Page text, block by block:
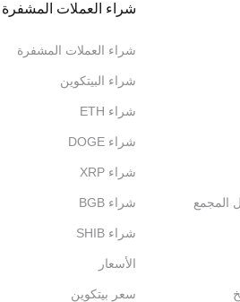
المجمع
شراء العملات المشفرة
شراء العملات المشفرة
شراء البيتكوين
شراء ETH
شراء DOGE
شراء XRP
شراء BGB
شراء SHIB
الأسعار
سعر بيتكوين